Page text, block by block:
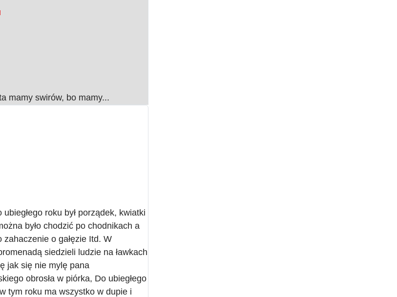
mamy swirów, bo mamy...
roku był porządek, kwiatki
było chodzić po chodnikach a
zahaczenie o gałęzie Itd. W
siedzieli ludzie na ławkach
jak się nie mylę pana
obrosła w piórka, Do ubiegłego
tym roku ma wszystko w dupie i